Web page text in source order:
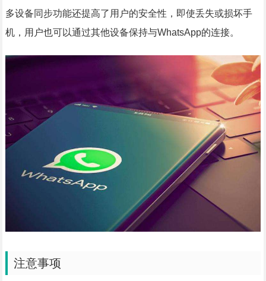
多设备同步功能还提高了用户的安全性，即使丢失或损坏手
机，用户也可以通过其他设备保持与WhatsApp的连接。
注意事项